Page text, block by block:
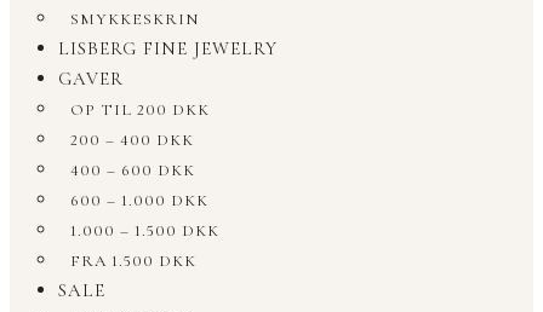
SMYKKESKRIN
LISBERG FINE JEWELRY
GAVER
OP TIL 200 DKK
200 – 400 DKK
400 – 600 DKK
600 – 1.000 DKK
1.000 – 1.500 DKK
FRA 1.500 DKK
SALE